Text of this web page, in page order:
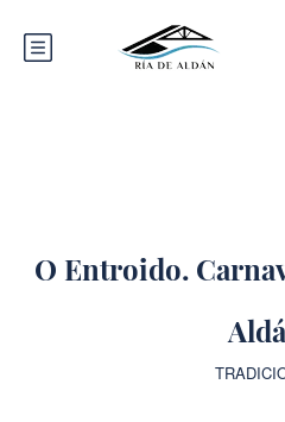
O Entroido.